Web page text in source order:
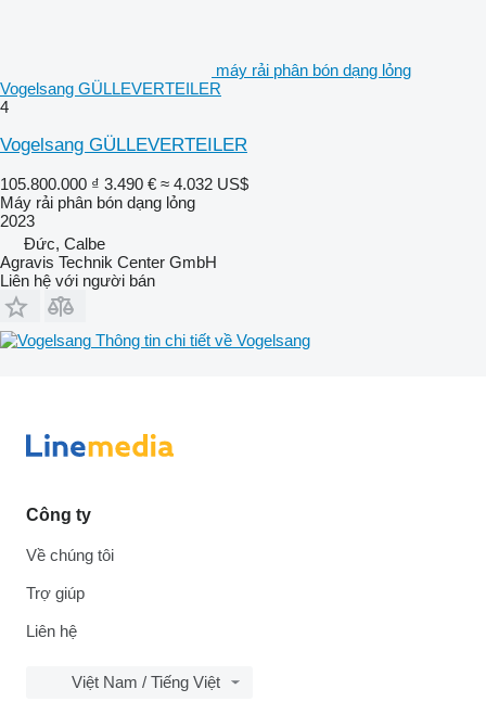
máy rải phân bón dạng lỏng
Vogelsang GÜLLEVERTEILER
4
Vogelsang GÜLLEVERTEILER
105.800.000 ₫ 3.490 € ≈ 4.032 US$
Máy rải phân bón dạng lỏng
2023
Đức, Calbe
Agravis Technik Center GmbH
Liên hệ với người bán
Thông tin chi tiết về Vogelsang
Công ty
Về chúng tôi
Trợ giúp
Liên hệ
Việt Nam / Tiếng Việt